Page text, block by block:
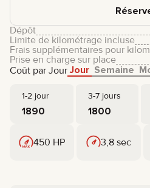
Coût par Jour Jour Semaine
1-2 jour 3-7 jours
1890 1800
Dépôt
Limite de kilométrage incluse
Frais supplémentaires pour
Prise en charge sur place
450 HP 3,8 sec